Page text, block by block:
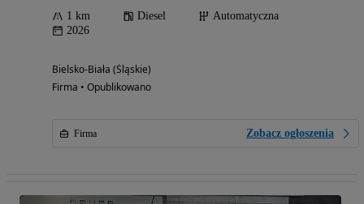
1 km Diesel
Automatyczna
2026
Bielsko-Biała (Śląskie)
Firma • Opublikowano
Firma Zobacz ogłoszenia